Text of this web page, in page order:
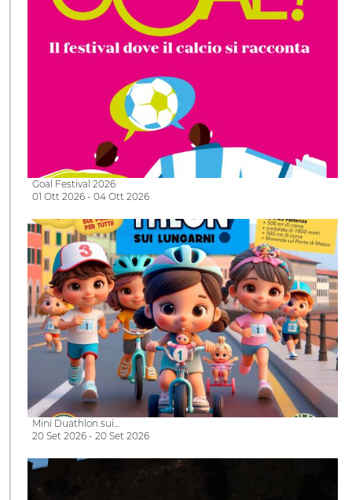
Goal Festival 2026
01 Ott 2026 - 04 Ott 2026
Mini Duathlon sui…
20 Set 2026 - 20 Set 2026